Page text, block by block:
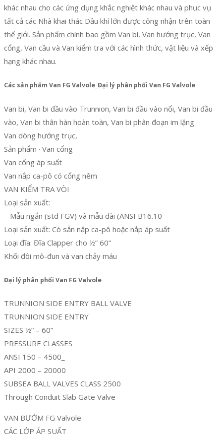
khác nhau cho các ứng dụng khắc nghiệt khác nhau và phục vụ
tất cả các Nhà khai thác Dầu khí lớn được công nhận trên toàn
thế giới. Sản phẩm chính bao gồm Van bi, Van hướng trục, Van
cổng, Van cầu và Van kiểm tra với các hình thức, vật liệu và xếp
hạng khác nhau.
Các sản phẩm Van FG Valvole_Đại lý phân phối Van FG Valvole
Van bi, Van bi đầu vào Trunnion, Van bi đầu vào nổi, Van bi đầu
vào, Van bi thân hàn hoàn toàn, Van bi phân đoạn im lặng
Van dòng hướng trục,
Sản phẩm · Van cổng
Van cổng áp suất
Van nắp ca-pô có cổng nêm
VAN KIỂM TRA VÒI
Loại sản xuất:
– Mẫu ngắn (std FGV) và mẫu dài (ANSI B16.10
Loại sản xuất: Có sẵn nắp ca-pô hoặc nắp áp suất
Loại đĩa: Đĩa Clapper cho ½” 60”
Khối đôi mô-đun và van chảy máu
Đại lý phân phối Van FG Valvole
TRUNNION SIDE ENTRY BALL VALVE
TRUNNION SIDE ENTRY
SIZES ½” – 60”
PRESSURE CLASSES
ANSI 150 – 4500_
API 2000 – 20000
SUBSEA BALL VALVES CLASS 2500
Through Conduit Slab Gate Valve
VAN BƯỚM FG Valvole
CÁC LỚP ÁP SUẤT